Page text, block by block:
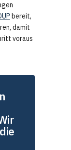
bereit,
damit
voraus